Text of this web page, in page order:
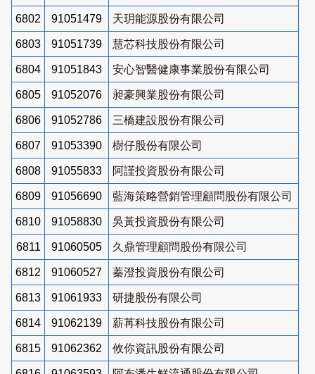
6802 91051479 天玥能源股份有限公司
6803 91051739 慧芯科技股份有限公司
6804 91051843 安心智醫健康事業股份有限公司
6805 91052076 昶豪興業股份有限公司
6806 91052786 三橋建設股份有限公司
6807 91053390 樹仔股份有限公司
6808 91055833 阿謹投資股份有限公司
6809 91056690 藍海策略營銷管理顧問股份有限公司
6810 91058830 吳黃投資股份有限公司
6811 91060505 久鼎管理顧問股份有限公司
6812 91060527 蓁澄投資股份有限公司
6813 91061933 研捷股份有限公司
6814 91062139 薪苒科技股份有限公司
6815 91062362 攸你資訊股份有限公司